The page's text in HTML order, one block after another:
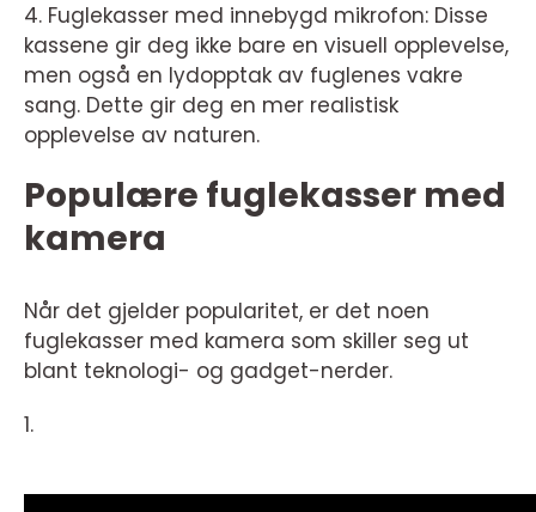
4. Fuglekasser med innebygd mikrofon: Disse
kassene gir deg ikke bare en visuell opplevelse,
men også en lydopptak av fuglenes vakre
sang. Dette gir deg en mer realistisk
opplevelse av naturen.
Populære fuglekasser med
kamera
Når det gjelder popularitet, er det noen
fuglekasser med kamera som skiller seg ut
blant teknologi- og gadget-nerder.
1.